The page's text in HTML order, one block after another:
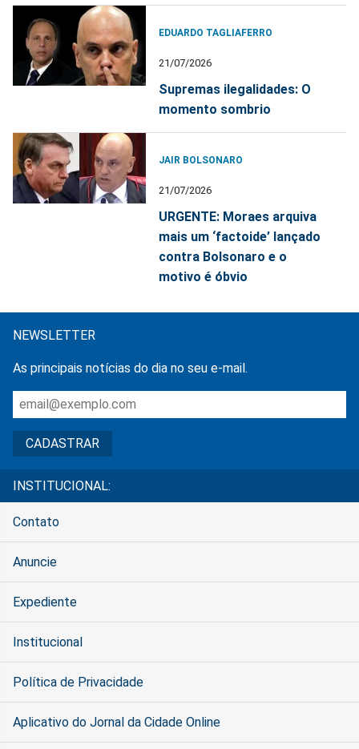
EDUARDO TAGLIAFERRO
21/07/2026
Supremas ilegalidades: O
momento sombrio
JAIR BOLSONARO
21/07/2026
URGENTE: Moraes arquiva
mais um ‘factoide’ lançado
contra Bolsonaro e o
motivo é óbvio
NEWSLETTER
As principais notícias do dia no seu e-mail.
INSTITUCIONAL:
Contato
Anuncie
Expediente
Institucional
Política de Privacidade
Aplicativo do Jornal da Cidade Online